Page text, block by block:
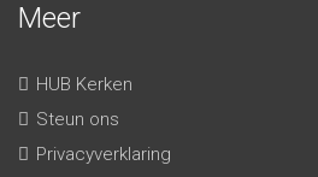
Meer
HUB Kerken
Steun ons
Privacyverklaring